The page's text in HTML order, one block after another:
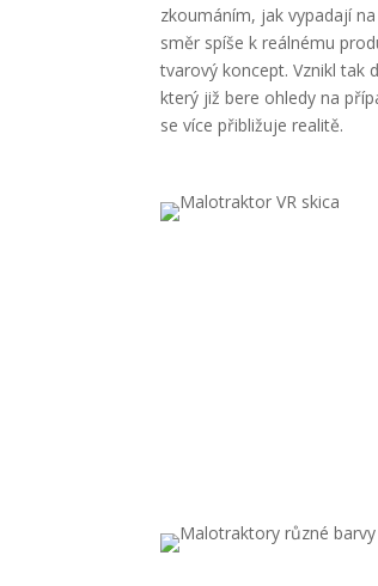
zkoumáním, jak vypadají
směr spíše k reálnému
tvarový koncept. Vznikl tak
který již bere ohledy na
se více přibližuje realitě.